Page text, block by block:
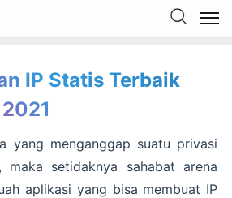
IP Statis Terbaik
yang menganggap suatu privasi
setidaknya sahabat arena
aplikasi yang bisa membuat IP